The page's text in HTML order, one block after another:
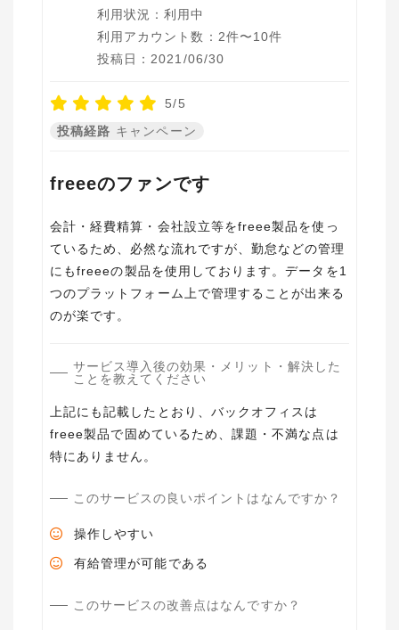
利用状況：利用中
利用アカウント数：2件〜10件
投稿日：2021/06/30
5/5
投稿経路 キャンペーン
freeeのファンです
会計・経費精算・会社設立等をfreee製品を使っ
ているため、必然な流れですが、勤怠などの管理
にもfreeeの製品を使用しております。データを1
つのプラットフォーム上で管理することが出来る
のが楽です。
サービス導入後の効果・メリット・解決した
ことを教えてください
上記にも記載したとおり、バックオフィスは
freee製品で固めているため、課題・不満な点は
特にありません。
このサービスの良いポイントはなんですか？
操作しやすい
有給管理が可能である
このサービスの改善点はなんですか？